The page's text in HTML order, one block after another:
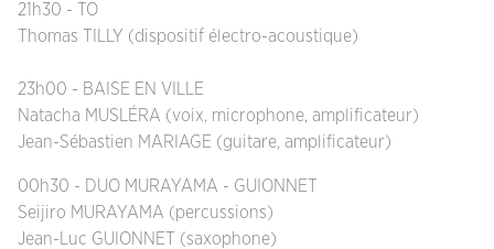
21h30 - TO
Thomas TILLY (dispositif électro-acoustique)
23h00 - BAISE EN VILLE
Natacha MUSLÉRA (voix, microphone, amplificateur)
Jean-Sébastien MARIAGE (guitare, amplificateur)
00h30 - DUO MURAYAMA - GUIONNET
Seijiro MURAYAMA (percussions)
Jean-Luc GUIONNET (saxophone)